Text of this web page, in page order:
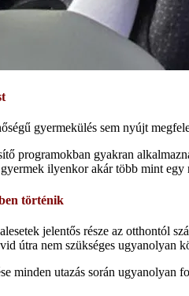
gyermekülés sem nyújt
programokban gyakran
ilyenkor akár több mint egy
történik
jelentős része az otthontól
útra nem szükséges ugyanolyan
minden utazás során